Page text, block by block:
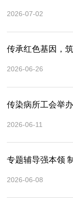
2026-07-02
传承红色基因，
2026-06-26
传染病所工会举
2026-06-11
专题辅导强本领
2026-06-08